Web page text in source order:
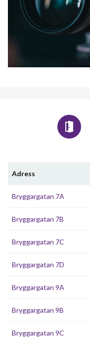
Adress
Bryggargatan 7A
Bryggargatan 7B
Bryggargatan 7C
Bryggargatan 7D
Bryggargatan 9A
Bryggargatan 9B
Bryggargatan 9C